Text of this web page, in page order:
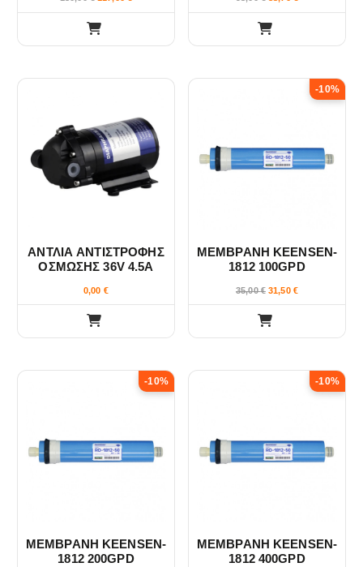
ΑΝΤΛΙΑ ΑΝΤΙΣΤΡΟΦΗΣ
ΟΣΜΩΣΗΣ 36V 4.5A
0,00 €
-10%
ΜΕΜΒΡΑΝΗ KEENSEN-
1812 100GPD
35,00€ 31,50 €
-10%
ΜΕΜΒΡΑΝΗ KEENSEN-
1812 200GPD
-10%
ΜΕΜΒΡΑΝΗ KEENSEN-
1812 400GPD